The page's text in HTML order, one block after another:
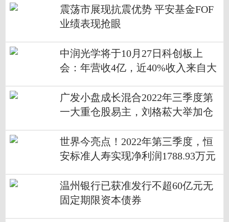
震荡市展现抗震优势 平安基金FOF
业绩表现抢眼
中润光学将于10月27日科创板上
会：年营收4亿，近40%收入来自大
广发小盘成长混合2022年三季度第
一大重仓股易主，刘格菘大举加仓
世界今亮点！2022年第三季度，恒
安标准人寿实现净利润1788.93万元
温州银行已获准发行不超60亿元无
固定期限资本债券